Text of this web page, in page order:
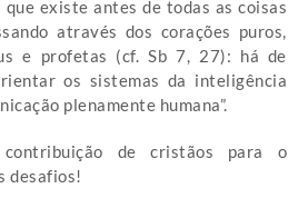
que existe antes de todas as coisas
através dos corações puros,
e profetas (cf. Sb 7, 27): há de
os sistemas da inteligência
plenamente humana”.
contribuição de cristãos para o
desafios!